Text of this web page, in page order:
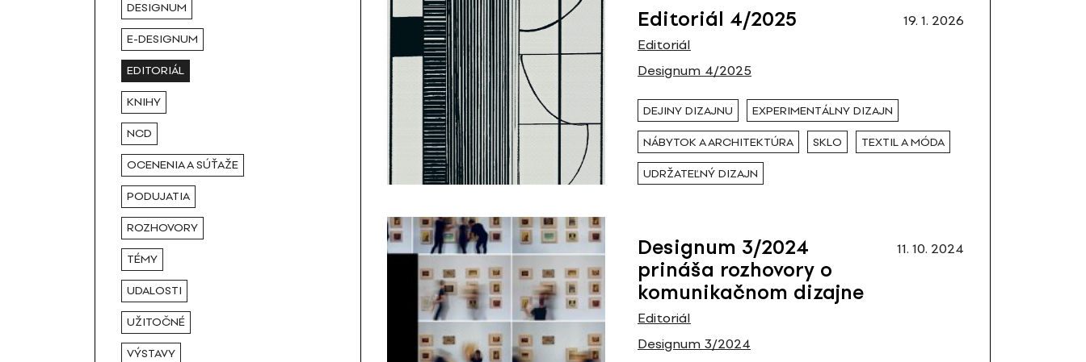
DESIGNUM
E-DESIGNUM
EDITORIÁL
KNIHY
NCD
OCENENIA A SÚŤAŽE
PODUJATIA
ROZHOVORY
TÉMY
UDALOSTI
UŽITOČNÉ
VÝSTAVY
Editoriál 4/2025
Editoriál
Designum 4/2025
19. 1. 2026
DEJINY DIZAJNU EXPERIMENTÁLNY DIZAJN
NÁBYTOK A ARCHITEKTÚRA SKLO TEXTIL A MÓDA
UDRŽATEĽNÝ DIZAJN
Designum 3/2024
prináša rozhovory o
komunikačnom dizajne
Editoriál
Designum 3/2024
11. 10. 2024